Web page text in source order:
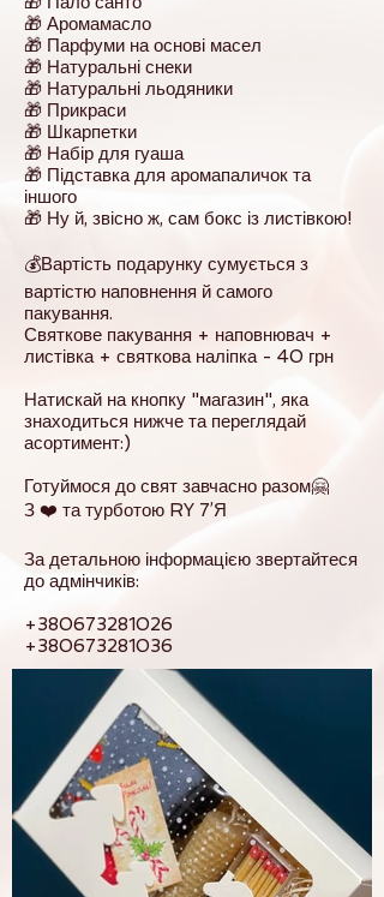
🎁 Аромамасло
🎁 Парфуми на основі масел
🎁 Натуральні снеки
🎁 Натуральні льодяники
🎁 Прикраси
🎁 Шкарпетки
🎁 Набір для гуаша
🎁 Підставка для аромапаличок та
іншого
🎁 Ну й, звісно ж, сам бокс із листівкою!
💰Вартість подарунку сумується з
вартістю наповнення й самого
пакування.
Святкове пакування + наповнювач +
листівка + святкова наліпка - 40 грн
Натискай на кнопку "магазин", яка
знаходиться нижче та переглядай
асортимент:)
Готуймося до свят завчасно разом🤗
З ❤️ та турботою RY 7’Я
За детальною інформацією звертайтеся
до адмінчиків:
+380673281026
+380673281036